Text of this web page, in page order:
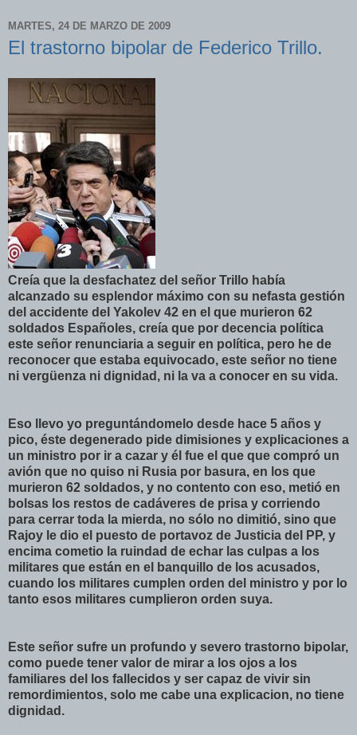
MARTES, 24 DE MARZO DE 2009
El trastorno bipolar de Federico Trillo.
Creía que la desfachatez del señor Trillo había
alcanzado su esplendor máximo con su nefasta gestión
del accidente del Yakolev 42 en el que murieron 62
soldados Españoles, creía que por decencia política
este señor renunciaria a seguir en política, pero he de
reconocer que estaba equivocado, este señor no tiene
ni vergüenza ni dignidad, ni la va a conocer en su vida.
Eso llevo yo preguntándomelo desde hace 5 años y
pico, éste degenerado pide dimisiones y explicaciones a
un ministro por ir a cazar y él fue el que que compró un
avión que no quiso ni Rusia por basura, en los que
murieron 62 soldados, y no contento con eso, metió en
bolsas los restos de cadáveres de prisa y corriendo
para cerrar toda la mierda, no sólo no dimitió, sino que
Rajoy le dio el puesto de portavoz de Justicia del PP, y
encima cometio la ruindad de echar las culpas a los
militares que están en el banquillo de los acusados,
cuando los militares cumplen orden del ministro y por lo
tanto esos militares cumplieron orden suya.
Este señor sufre un profundo y severo trastorno bipolar,
como puede tener valor de mirar a los ojos a los
familiares del los fallecidos y ser capaz de vivir sin
remordimientos, solo me cabe una explicacion, no tiene
dignidad.